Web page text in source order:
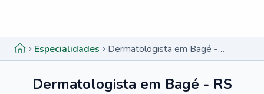
Especialidades Dermatologista em Bagé - RS
Dermatologista em Bagé - RS